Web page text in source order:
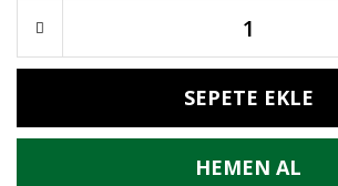
SEPETE EKLE
HEMEN AL